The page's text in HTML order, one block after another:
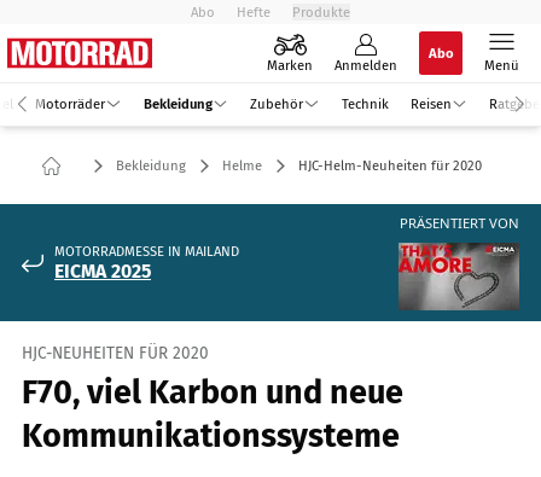
Abo Hefte Produkte
Marken Anmelden
Abo
Menü
Motorräder Bekleidung Zubehör Technik Reisen
Bekleidung Helme HJC-Helm-Neuheiten für 2020
MOTORRADMESSE IN MAILAND
EICMA 2025
PRÄSENTIERT VON
HJC-NEUHEITEN FÜR 2020
F70, viel Karbon und neue
Kommunikationssysteme